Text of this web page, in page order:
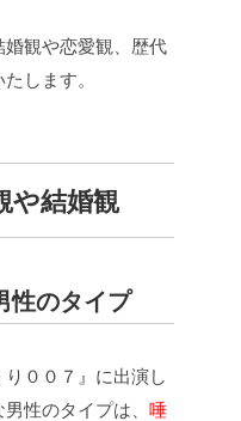
観や恋愛観、歴代
します。
や結婚観
性のタイプ
００７』に出演し
性のタイプは、 唾